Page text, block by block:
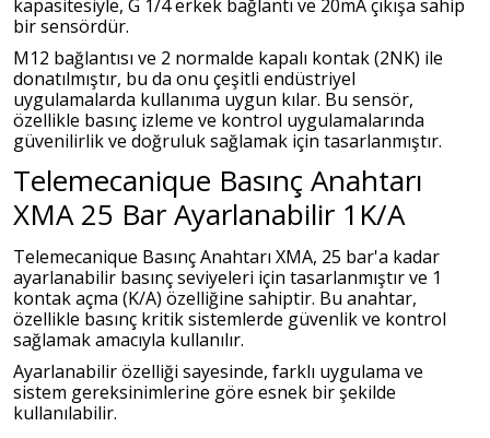
kapasitesiyle, G 1/4 erkek bağlantı ve 20mA çıkışa sahip
bir sensördür.
M12 bağlantısı ve 2 normalde kapalı kontak (2NK) ile
donatılmıştır, bu da onu çeşitli endüstriyel
uygulamalarda kullanıma uygun kılar. Bu sensör,
özellikle basınç izleme ve kontrol uygulamalarında
güvenilirlik ve doğruluk sağlamak için tasarlanmıştır.
Telemecanique Basınç Anahtarı
XMA 25 Bar Ayarlanabilir 1K/A
Telemecanique Basınç Anahtarı XMA, 25 bar'a kadar
ayarlanabilir basınç seviyeleri için tasarlanmıştır ve 1
kontak açma (K/A) özelliğine sahiptir. Bu anahtar,
özellikle basınç kritik sistemlerde güvenlik ve kontrol
sağlamak amacıyla kullanılır.
Ayarlanabilir özelliği sayesinde, farklı uygulama ve
sistem gereksinimlerine göre esnek bir şekilde
kullanılabilir.